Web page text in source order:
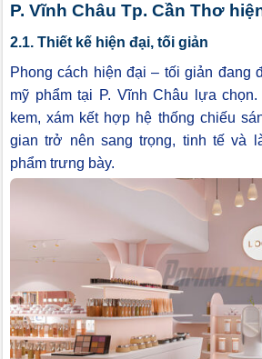
P. Vĩnh Châu Tp. Cần Thơ
2.1. Thiết kế hiện đại, tối giản
Phong cách hiện đại – tối giản đang
mỹ phẩm tại P. Vĩnh Châu lựa chọn.
kem, xám kết hợp hệ thống chiếu
gian trở nên sang trọng, tinh tế và
phẩm trưng bày.